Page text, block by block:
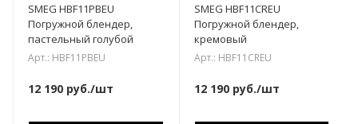
SMEG HBF11PBEU
Погружной блендер,
пастельный голубой
Арт.: HBF11PBEU
12 190 руб./шт
SMEG HBF11CREU
Погружной блендер,
кремовый
Арт.: HBF11CREU
12 190руб./шт